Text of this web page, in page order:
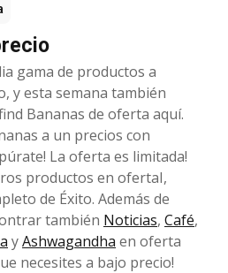
gama de productos a
y esta semana también
Bananas de oferta aquí.
a un precios con
La oferta es limitada!
productos en ofertaI,
de Éxito. Además de
también Noticias, Café,
yAshwagandha en oferta
necesites a bajo precio!